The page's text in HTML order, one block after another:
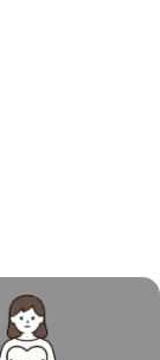
が多い
が多い
い
育
農業
文化
シカル
イノリティ